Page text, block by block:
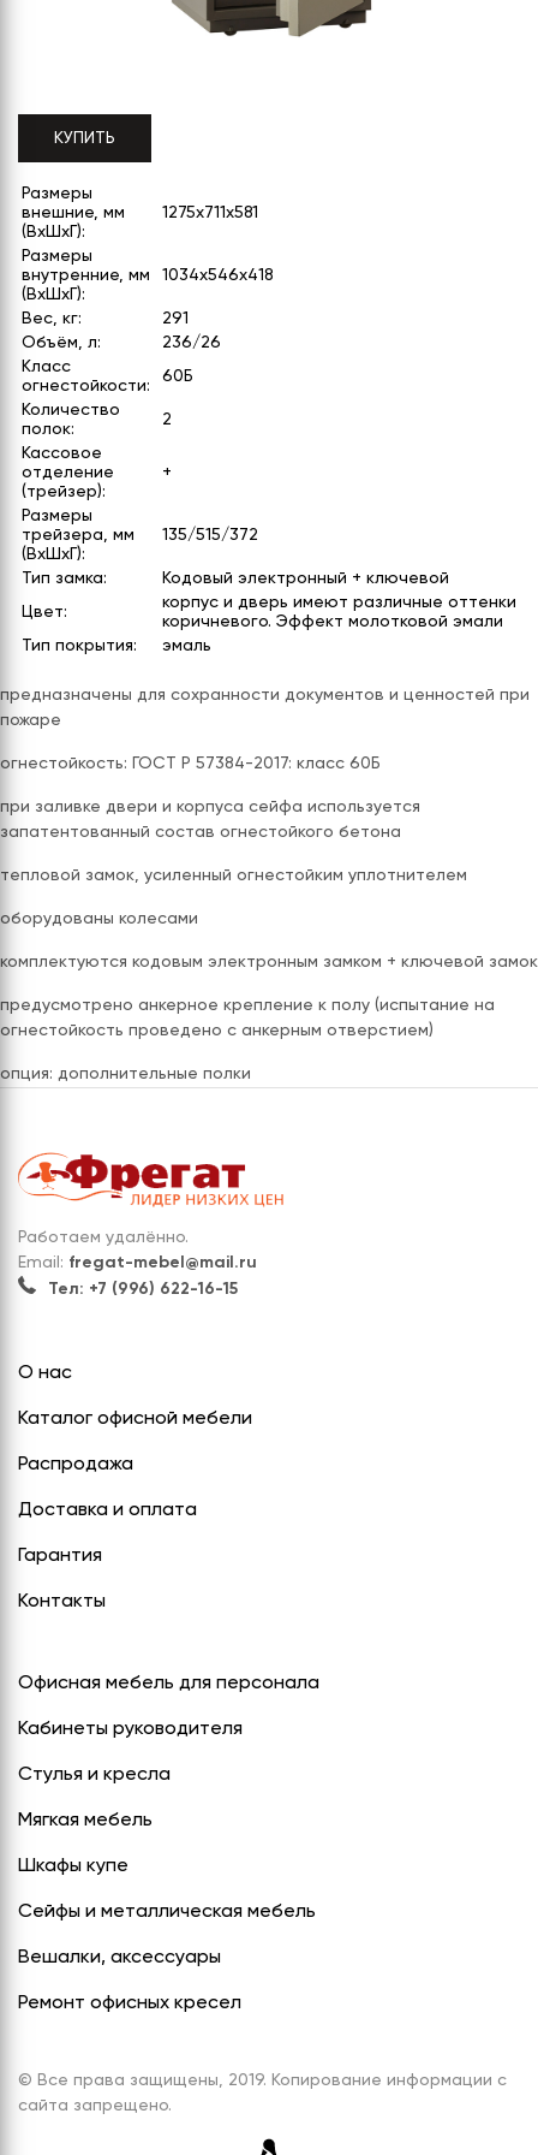
"АРГЕНТУМ-М"
"ПРИОРИТЕТ"
"ВАСАНТА"
"ДИОНИ"
ВЗЛОМОСТОЙКИЕ СЕЙФЫ 2
КУПИТЬ
Размеры
внешние, мм
(ВхШхГ):
1275x711x581
Размеры
внутренние, мм
(ВхШхГ):
1034x546x418
Вес, кг:
291
Объём, л:
236/26
Класс
огнестойкости:
60Б
Количество
полок:
2
Кассовое
отделение
(трейзер):
+
Размеры
трейзера, мм
(ВхШхГ):
135/515/372
Тип замка:
Кодовый электронный + ключевой
Цвет:
корпус и дверь имеют различные оттенки
коричневого. Эффект молотковой эмали
Тип покрытия:
эмаль
предназначены для сохранности документов и ценностей при
пожаре
огнестойкость: ГОСТ Р 57384-2017: класс 60Б
при заливке двери и корпуса сейфа используется
запатентованный состав огнестойкого бетона
тепловой замок, усиленный огнестойким уплотнителем
оборудованы колесами
комплектуются кодовым электронным замком + ключевой замок
предусмотрено анкерное крепление к полу (испытание на
огнестойкость проведено с анкерным отверстием)
опция: дополнительные полки
Работаем удалённо.
Email: fregat-mebel@mail.ru
Тел: +7 (996) 622-16-15
О нас
Каталог офисной мебели
Распродажа
Доставка и оплата
Гарантия
Контакты
Офисная мебель для персонала
Кабинеты руководителя
Стулья и кресла
Мягкая мебель
Шкафы купе
Сейфы и металлическая мебель
Вешалки, аксессуары
Ремонт офисных кресел
© Все права защищены, 2019. Копирование информации с
сайта запрещено.